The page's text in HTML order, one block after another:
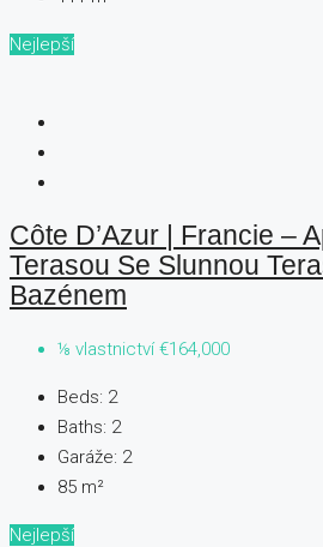
Nejlepší
Côte D’Azur | Francie –
Terasou Se Slunnou
Bazénem
⅛ vlastnictví€164,000
Beds: 2
Baths: 2
Garáže: 2
85 m²
Nejlepší